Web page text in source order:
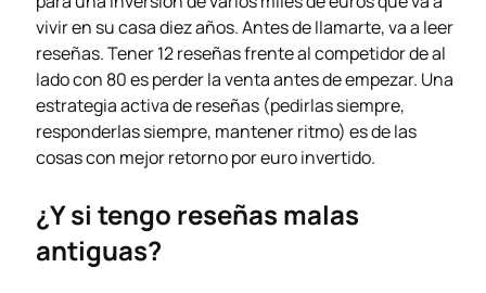
vivir en su casa diez años. Antes de llamarte, va a leer
reseñas. Tener 12 reseñas frente al competidor de al
lado con 80 es perder la venta antes de empezar. Una
estrategia activa de reseñas (pedirlas siempre,
responderlas siempre, mantener ritmo) es de las
cosas con mejor retorno por euro invertido.
¿Y si tengo reseñas malas
antiguas?